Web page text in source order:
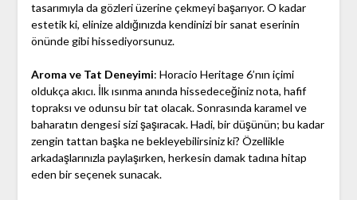
tasarımıyla da gözleri üzerine çekmeyi başarıyor. O kadar
estetik ki, elinize aldığınızda kendinizi bir sanat eserinin
önünde gibi hissediyorsunuz.
Aroma ve Tat Deneyimi: Horacio Heritage 6’nın içimi
oldukça akıcı. İlk ısınma anında hissedeceğiniz nota, hafif
topraksı ve odunsu bir tat olacak. Sonrasında karamel ve
baharatın dengesi sizi şaşıracak. Hadi, bir düşünün; bu kadar
zengin tattan başka ne bekleyebilirsiniz ki? Özellikle
arkadaşlarınızla paylaşırken, herkesin damak tadına hitap
eden bir seçenek sunacak.